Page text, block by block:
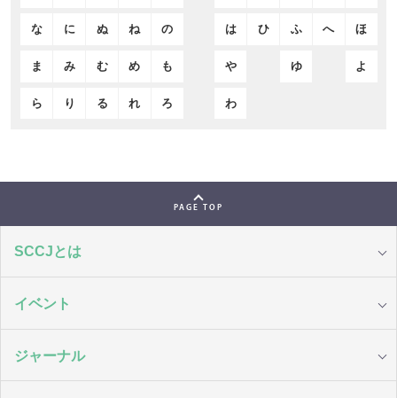
な に ぬ ね の は ひ ふ へ ほ
ま み む め も や ゆ よ
ら り る れ ろ わ
PAGE TOP
SCCJとは
イベント
ジャーナル